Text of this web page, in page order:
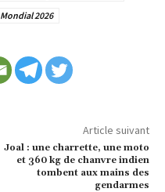
Mondial 2026
Article suivant
Joal : une charrette, une moto
et 360 kg de chanvre indien
tombent aux mains des
gendarmes